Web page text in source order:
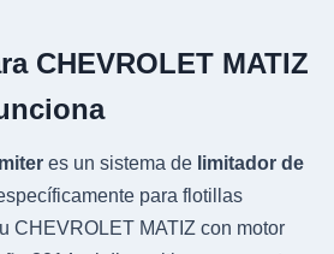
CHEVROLET MATIZ
es un sistema de limitador de
para flotillas
CHEVROLET MATIZ con motor